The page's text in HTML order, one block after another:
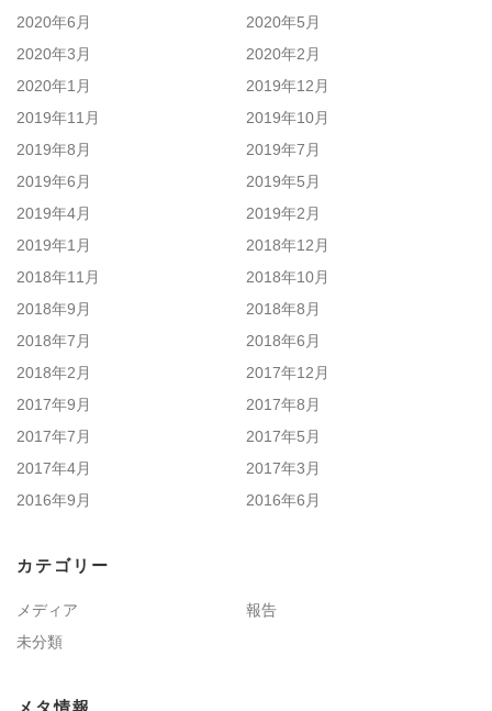
2020年6月
2020年5月
2020年3月
2020年2月
2020年1月
2019年12月
2019年11月
2019年10月
2019年8月
2019年7月
2019年6月
2019年5月
2019年4月
2019年2月
2019年1月
2018年12月
2018年11月
2018年10月
2018年9月
2018年8月
2018年7月
2018年6月
2018年2月
2017年12月
2017年9月
2017年8月
2017年7月
2017年5月
2017年4月
2017年3月
2016年9月
2016年6月
カテゴリー
メディア
報告
未分類